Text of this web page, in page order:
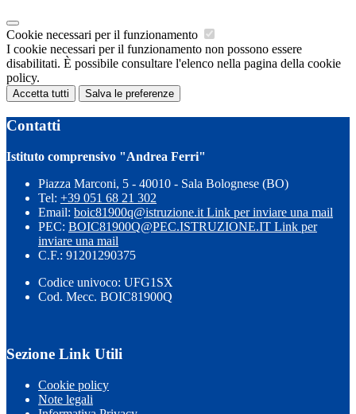
Cookie necessari per il funzionamento
I cookie necessari per il funzionamento non possono essere
disabilitati. È possibile consultare l'elenco nella pagina della cookie
policy.
Accetta tutti Salva le preferenze
Contatti
Istituto comprensivo "Andrea Ferri"
Piazza Marconi, 5 - 40010 - Sala Bolognese (BO)
Tel: +39 051 68 21 302
Email: boic81900q@istruzione.it Link per inviare una mail
PEC: BOIC81900Q@PEC.ISTRUZIONE.IT Link per
inviare una mail
C.F.: 91201290375
Codice univoco: UFG1SX
Cod. Mecc. BOIC81900Q
Sezione Link Utili
Cookie policy
Note legali